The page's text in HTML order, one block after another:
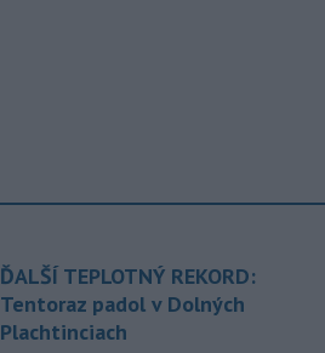
ĎALŠÍ TEPLOTNÝ REKORD:
Tentoraz padol v Dolných
Plachtinciach